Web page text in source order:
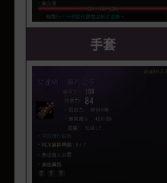
手套